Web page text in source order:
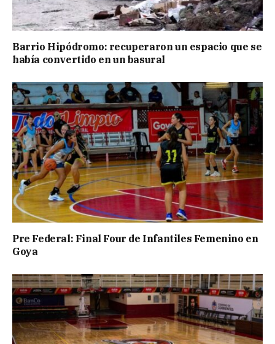
Barrio Hipódromo: recuperaron un espacio que se
había convertido en un basural
Pre Federal: Final Four de Infantiles Femenino en
Goya